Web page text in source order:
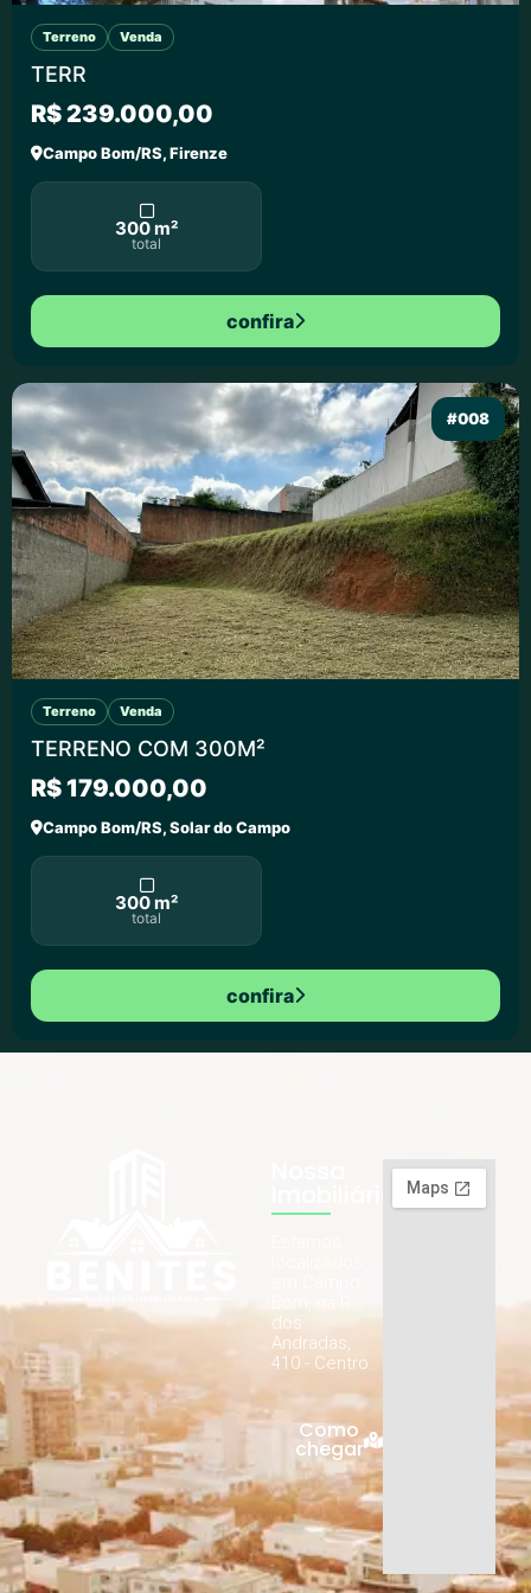
Terreno Venda
TERR
R$ 239.000,00
Campo Bom/RS, Firenze
300 m²
total
confira
#008
Terreno Venda
TERRENO COM 300M²
R$ 179.000,00
Campo Bom/RS, Solar do Campo
300 m²
total
confira
dos
Andradas,
410 - Centro.
Como
chegar